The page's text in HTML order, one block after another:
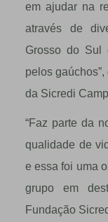
em ajudar na
através de
Grosso do Sul
pelos
da Sicredi
“Faz parte da
qualidade de
e essa foi uma
grupo em
Fundação